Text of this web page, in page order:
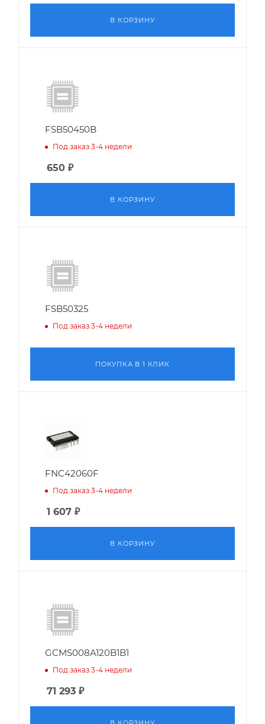
В КОРЗИНУ
FSB50450B
Под заказ 3-4 недели
650 ₽
В КОРЗИНУ
FSB50325
Под заказ 3-4 недели
ПОКУПКА В 1 КЛИК
FNC42060F
Под заказ 3-4 недели
1 607 ₽
В КОРЗИНУ
GCMS008A120B1B1
Под заказ 3-4 недели
71 293 ₽